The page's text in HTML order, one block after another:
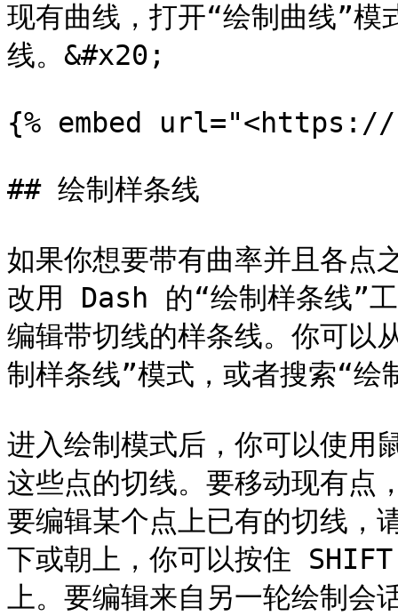
现有曲线，打开“绘制曲线”模
线。&#x20;
{% embed url="<https://
## 绘制样条线
如果你想要带有曲率并且各点
改用 Dash 的“绘制样条线”
编辑带切线的样条线。你可
制样条线”模式，或者搜索“绘
进入绘制模式后，你可以使用
这些点的切线。要移动现有点
要编辑某个点上已有的切线，
下或朝上，你可以按住
上。要编辑来自另一轮绘制